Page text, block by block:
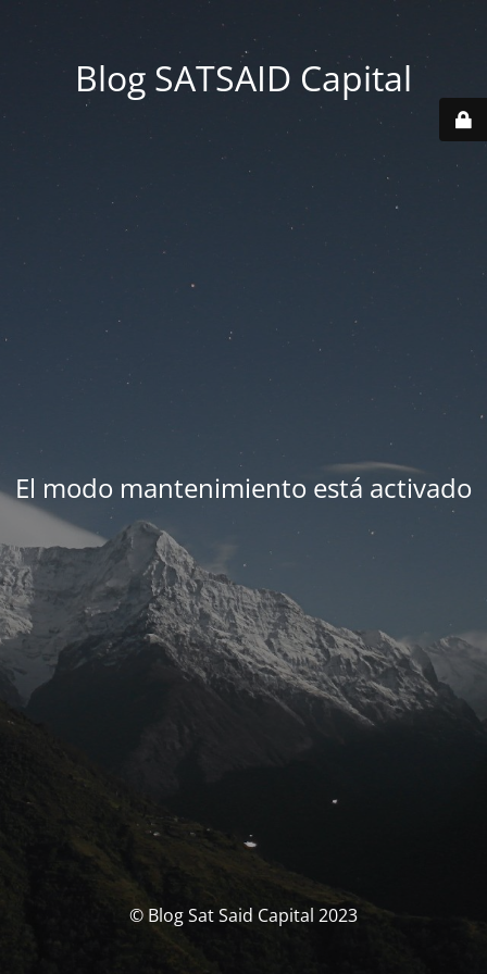
Blog SATSAID Capital
El modo mantenimiento está activado
© Blog Sat Said Capital 2023